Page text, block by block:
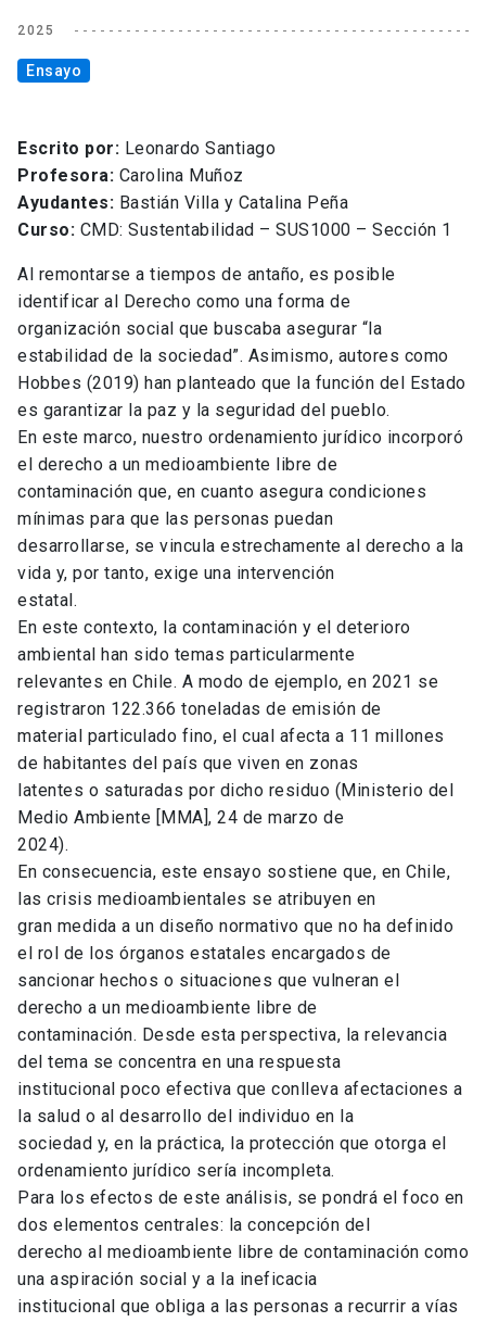
2025
Ensayo
Escrito por: Leonardo Santiago
Profesora: Carolina Muñoz
Ayudantes: Bastián Villa y Catalina Peña
Curso: CMD: Sustentabilidad – SUS1000 – Sección 1
Al remontarse a tiempos de antaño, es posible
identificar al Derecho como una forma de
organización social que buscaba asegurar “la
estabilidad de la sociedad”. Asimismo, autores como
Hobbes (2019) han planteado que la función del Estado
es garantizar la paz y la seguridad del pueblo.
En este marco, nuestro ordenamiento jurídico incorporó
el derecho a un medioambiente libre de
contaminación que, en cuanto asegura condiciones
mínimas para que las personas puedan
desarrollarse, se vincula estrechamente al derecho a la
vida y, por tanto, exige una intervención
estatal.
En este contexto, la contaminación y el deterioro
ambiental han sido temas particularmente
relevantes en Chile. A modo de ejemplo, en 2021 se
registraron 122.366 toneladas de emisión de
material particulado fino, el cual afecta a 11 millones
de habitantes del país que viven en zonas
latentes o saturadas por dicho residuo (Ministerio del
Medio Ambiente [MMA], 24 de marzo de
2024).
En consecuencia, este ensayo sostiene que, en Chile,
las crisis medioambientales se atribuyen en
gran medida a un diseño normativo que no ha definido
el rol de los órganos estatales encargados de
sancionar hechos o situaciones que vulneran el
derecho a un medioambiente libre de
contaminación. Desde esta perspectiva, la relevancia
del tema se concentra en una respuesta
institucional poco efectiva que conlleva afectaciones a
la salud o al desarrollo del individuo en la
sociedad y, en la práctica, la protección que otorga el
ordenamiento jurídico sería incompleta.
Para los efectos de este análisis, se pondrá el foco en
dos elementos centrales: la concepción del
derecho al medioambiente libre de contaminación como
una aspiración social y a la ineficacia
institucional que obliga a las personas a recurrir a vías